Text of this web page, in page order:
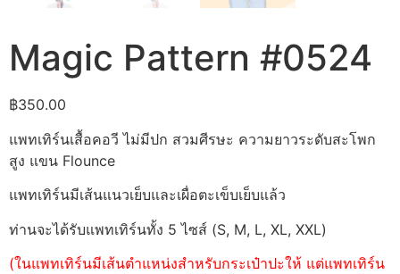
Magic Pattern #0524
฿350.00
แพทเทิร์นเสื้อคอวี ไม่มีปก สวมศีรษะ ความยาวระดับสะโพก
สูง แขน Flounce
แพทเทิร์นมีเส้นแนวเย็บและเผื่อตะเข็บเย็บแล้ว
ท่านจะได้รับแพทเทิร์นทั้ง 5 ไซส์ (S, M, L, XL, XXL)
(ในแพทเทิร์นมีเส้นตำแหน่งสำหรับกระเป๋าปะให้ แต่แพทเทิร์น